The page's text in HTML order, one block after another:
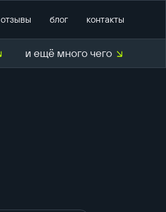
отзывы блог контакты
и ещё много чего